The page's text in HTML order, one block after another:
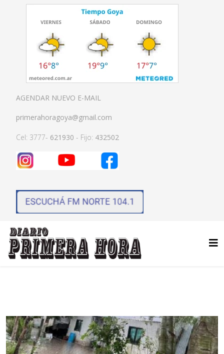
AGENDAR NUEVO E-MAIL
primerahoragoya@gmail.com
Cel: 3777- 621930 - Fijo: 432502